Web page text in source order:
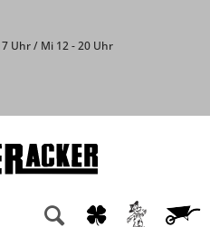
Uhr / Mi 12 - 20 Uhr